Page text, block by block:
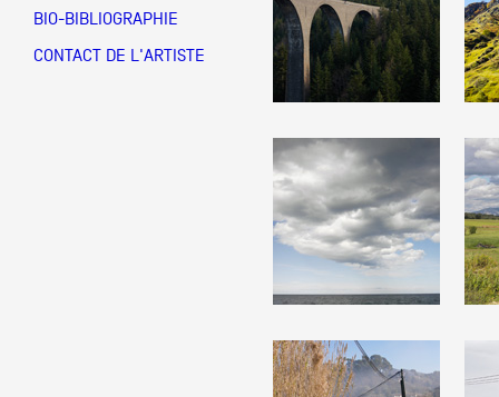
Équipe
Partenaires
Crédits
Actions
BIO-BIBLIOGRAPHIE
CONTACT DE L'ARTISTE